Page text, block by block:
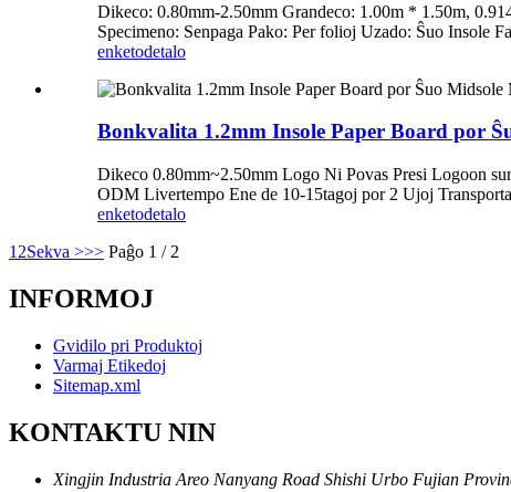
Dikeco: 0.80mm-2.50mm Grandeco: 1.00m * 1.50m,
Specimeno: Senpaga Pako: Per folioj Uzado: Ŝuo Insole
enketodetalo
Bonkvalita 1.2mm Insole Paper Board por
Dikeco 0.80mm~2.50mm Logo Ni Povas Presi Logoon
ODM Livertempo Ene de 10-15tagoj por 2 Ujoj
enketodetalo
1 2Sekva >>> Paĝo 1 / 2
INFORMOJ
Gvidilo pri Produktoj
Varmaj Etikedoj
Sitemap.xml
KONTAKTU NIN
Xingjin Industria Areo Nanyang Road Shishi Urbo Fujian